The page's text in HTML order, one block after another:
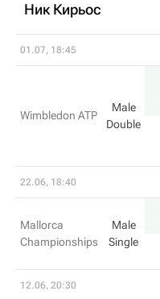
Ник Кирьос
01.07, 18:45
Wimbledon ATP
Male
Double
22.06, 18:40
Mallorca
Championships
Male
Single
12.06, 20:30